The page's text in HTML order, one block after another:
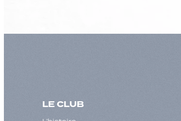
LE CLUB